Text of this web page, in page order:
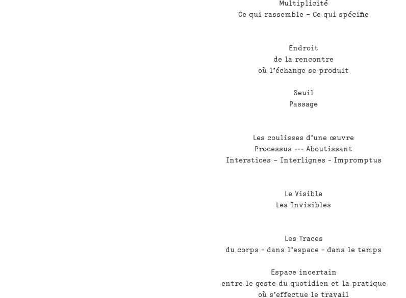
Multiplicité
Ce qui rassemble – Ce qui spécifie
Endroit
de la rencontre
où l’échange se produit
Seuil
Passage
Les coulisses d’une œuvre
Processus --- Aboutissant
Interstices – Interlignes - Impromptus
Le Visible
Les Invisibles
Les Traces
du corps - dans l’espace - dans le temps
Espace incertain
entre le geste du quotidien et la pratique
où s’effectue le travail